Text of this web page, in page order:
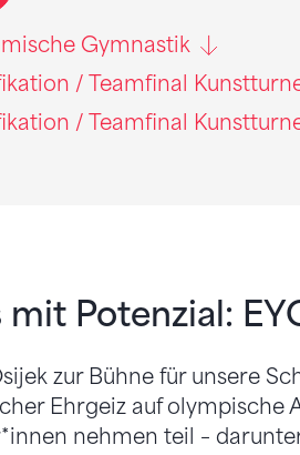
Gymnastik
/ Teamfinal
/ Teamfinal
Potenzial:
zur Bühne für unsere
Ehrgeiz auf olympische
nehmen teil –